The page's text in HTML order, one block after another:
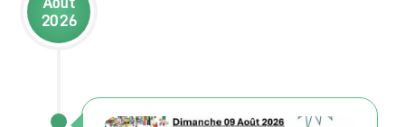
2026